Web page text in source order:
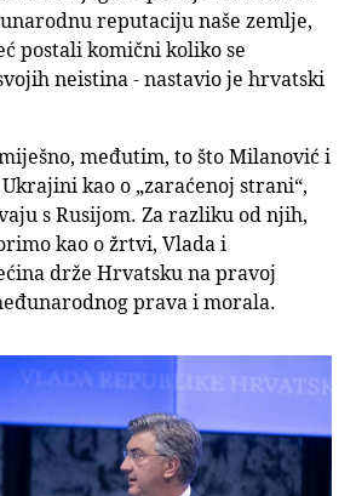
reputaciju naše zemlje,
postali komični koliko se
neistina - nastavio je hrvatski
međutim, to što Milanović i
kao o „zaraćenoj strani“,
s Rusijom. Za razliku od njih,
kao o žrtvi, Vlada i
drže Hrvatsku na pravoj
prava i morala.